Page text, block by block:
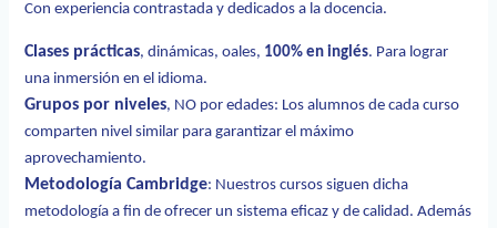
Con experiencia contrastada y dedicados a la docencia.
Clases prácticas, dinámicas, oales, 100% en inglés. Para lograr
una inmersión en el idioma.
Grupos por niveles, NO por edades: Los alumnos de cada curso
comparten nivel similar para garantizar el máximo
aprovechamiento.
Metodología Cambridge: Nuestros cursos siguen dicha
metodología a finde ofrecer un sistema eficaz y de calidad. Además